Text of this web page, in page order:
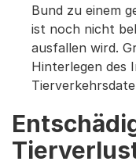
Bund zu einem
ist noch nicht
ausfallen wird.
Hinterlegen des